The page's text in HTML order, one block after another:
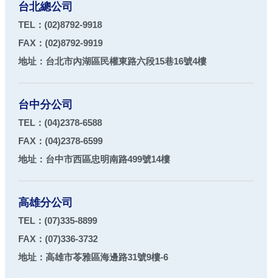
台北總公司
TEL： (02)8792-9918
FAX： (02)8792-9919
地址： 台北市內湖區民權東路六段15巷16號4樓
台中分公司
TEL： (04)2378-6588
FAX： (04)2378-6599
地址： 台中市西區忠明南路499號14樓
高雄分公司
TEL： (07)335-8899
FAX： (07)336-3732
地址： 高雄市苓雅區海邊路31號9樓-6